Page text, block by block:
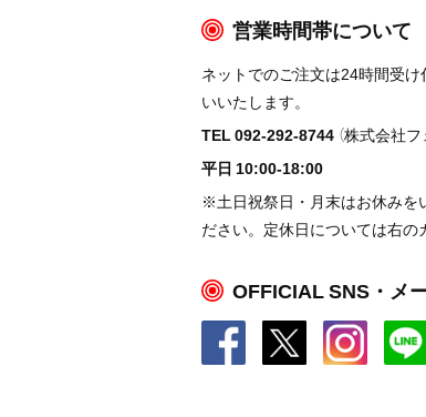
営業時間帯について
ネットでのご注文は24時間受
いいたします。
TEL 092-292-8744 （株式会社
平日 10:00-18:00
※土日祝祭日・月末はお休みを
ださい。定休日については右の
OFFICIAL SNS・メ